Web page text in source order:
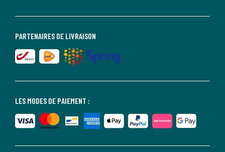
LES MODES DE PAIEMENT :
PARTENAIRES DE LIVRAISON